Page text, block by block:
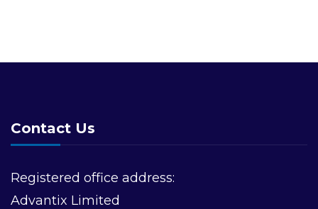
Contact Us
Registered office address:
Advantix Limited